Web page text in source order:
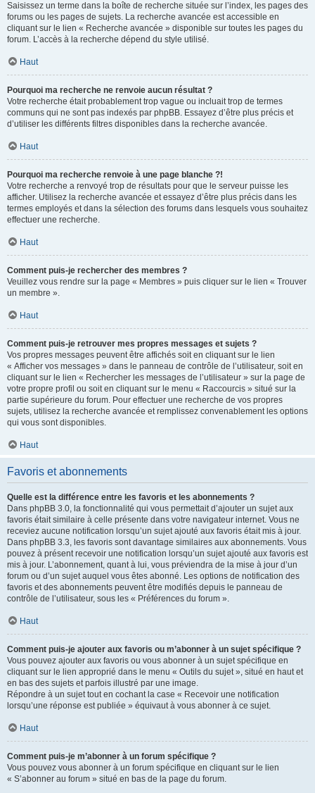
Saisissez un terme dans la boîte de recherche située sur l’index, les pages des
forums ou les pages de sujets. La recherche avancée est accessible en
cliquant sur le lien « Recherche avancée » disponible sur toutes les pages du
forum. L’accès à la recherche dépend du style utilisé.
Haut
Pourquoi ma recherche ne renvoie aucun résultat ?
Votre recherche était probablement trop vague ou incluait trop de termes
communs qui ne sont pas indexés par phpBB. Essayez d’être plus précis et
d’utiliser les différents filtres disponibles dans la recherche avancée.
Haut
Pourquoi ma recherche renvoie à une page blanche ?!
Votre recherche a renvoyé trop de résultats pour que le serveur puisse les
afficher. Utilisez la recherche avancée et essayez d’être plus précis dans les
termes employés et dans la sélection des forums dans lesquels vous souhaitez
effectuer une recherche.
Haut
Comment puis-je rechercher des membres ?
Veuillez vous rendre sur la page « Membres » puis cliquer sur le lien « Trouver
un membre ».
Haut
Comment puis-je retrouver mes propres messages et sujets ?
Vos propres messages peuvent être affichés soit en cliquant sur le lien
« Afficher vos messages » dans le panneau de contrôle de l’utilisateur, soit en
cliquant sur le lien « Rechercher les messages de l’utilisateur » sur la page de
votre propre profil ou soit en cliquant sur le menu « Raccourcis » situé sur la
partie supérieure du forum. Pour effectuer une recherche de vos propres
sujets, utilisez la recherche avancée et remplissez convenablement les options
qui vous sont disponibles.
Haut
Favoris et abonnements
Quelle est la différence entre les favoris et les abonnements ?
Dans phpBB 3.0, la fonctionnalité qui vous permettait d’ajouter un sujet aux
favoris était similaire à celle présente dans votre navigateur internet. Vous ne
receviez aucune notification lorsqu’un sujet ajouté aux favoris était mis à jour.
Dans phpBB 3.3, les favoris sont davantage similaires aux abonnements. Vous
pouvez à présent recevoir une notification lorsqu’un sujet ajouté aux favoris est
mis à jour. L’abonnement, quant à lui, vous préviendra de la mise à jour d’un
forum ou d’un sujet auquel vous êtes abonné. Les options de notification des
favoris et des abonnements peuvent être modifiés depuis le panneau de
contrôle de l’utilisateur, sous les « Préférences du forum ».
Haut
Comment puis-je ajouter aux favoris ou m’abonner à un sujet spécifique ?
Vous pouvez ajouter aux favoris ou vous abonner à un sujet spécifique en
cliquant sur le lien approprié dans le menu « Outils du sujet », situé en haut et
en bas des sujets et parfois illustré par une image.
Répondre à un sujet tout en cochant la case « Recevoir une notification
lorsqu’une réponse est publiée » équivaut à vous abonner à ce sujet.
Haut
Comment puis-je m’abonner à un forum spécifique ?
Vous pouvez vous abonner à un forum spécifique en cliquant sur le lien
« S’abonner au forum » situé en bas de la page du forum.